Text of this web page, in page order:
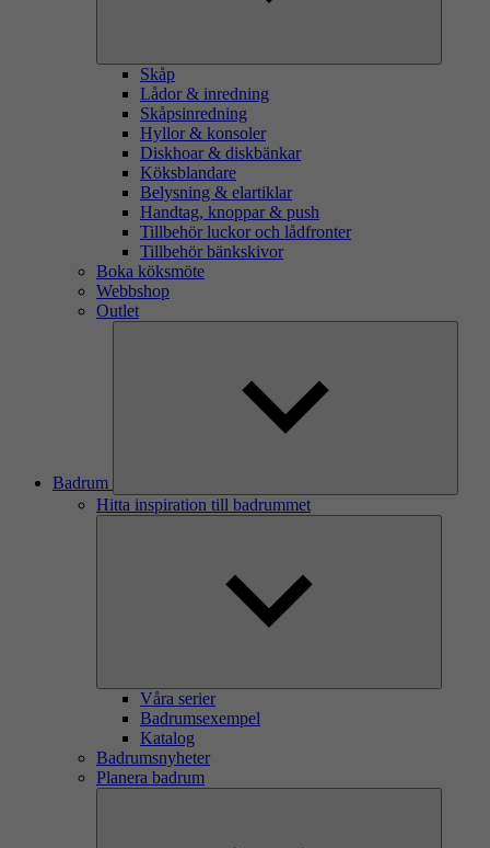
Skåp
Lådor & inredning
Skåpsinredning
Hyllor & konsoler
Diskhoar & diskbänkar
Köksblandare
Belysning & elartiklar
Handtag, knoppar & push
Tillbehör luckor och lådfronter
Tillbehör bänkskivor
Boka köksmöte
Webbshop
Outlet
Badrum
Hitta inspiration till badrummet
Våra serier
Badrumsexempel
Katalog
Badrumsnyheter
Planera badrum